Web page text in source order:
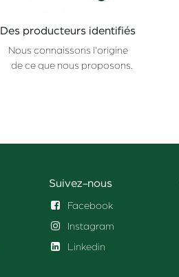
Des producteurs identifiés
Nous connaissons l'origine
de ce que nous proposons.
Suivez-nous
Facebook
Instagram
Linkedin